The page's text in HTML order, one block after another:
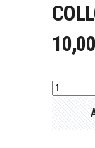
10,00
Collo
curvo
Ø